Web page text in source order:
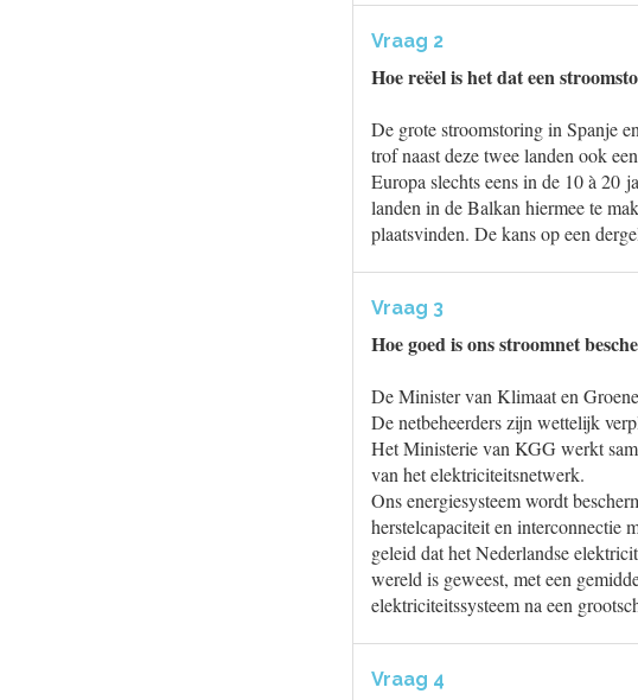
Vraag 2
Hoe reëel is het dat een
De grote stroomstoring in Spanje
trof naast deze twee landen ook
Europa slechts eens in de 10 à 20
landen in de Balkan hiermee te
plaatsvinden. De kans op een
Vraag 3
Hoe goed is ons stroomnet
De Minister van Klimaat en
De netbeheerders zijn wettelijk
Het Ministerie van KGG werkt
van het elektriciteitsnetwerk.
Ons energiesysteem wordt
herstelcapaciteit en interconnectie
geleid dat het Nederlandse
wereld is geweest, met een
elektriciteitssysteem na een
Vraag 4